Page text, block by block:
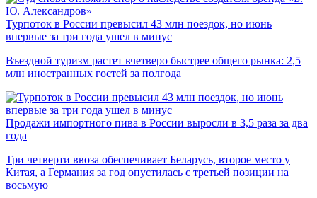
Турпоток в России превысил 43 млн поездок, но июнь
впервые за три года ушел в минус
Въездной туризм растет вчетверо быстрее общего рынка: 2,5
млн иностранных гостей за полгода
Продажи импортного пива в России выросли в 3,5 раза за два
года
Три четверти ввоза обеспечивает Беларусь, второе место у
Китая, а Германия за год опустилась с третьей позиции на
восьмую